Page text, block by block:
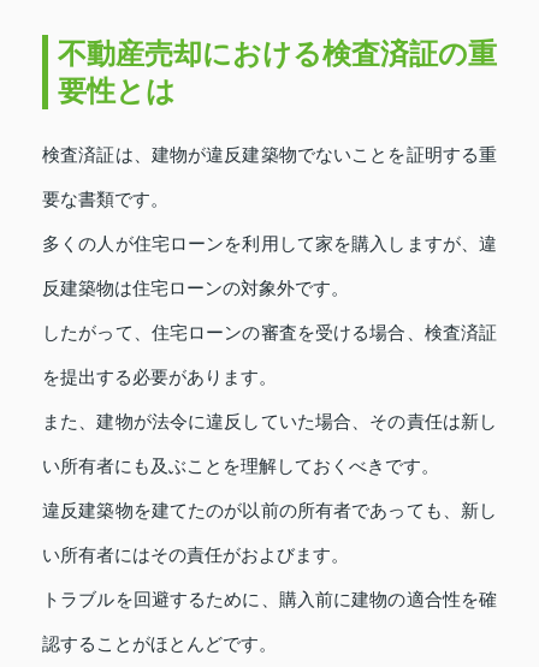
不動産売却における検査済証の重
要性とは
検査済証は、建物が違反建築物でないことを証明する重
要な書類です。
多くの人が住宅ローンを利用して家を購入しますが、違
反建築物は住宅ローンの対象外です。
したがって、住宅ローンの審査を受ける場合、検査済証
を提出する必要があります。
また、建物が法令に違反していた場合、その責任は新し
い所有者にも及ぶことを理解しておくべきです。
違反建築物を建てたのが以前の所有者であっても、新し
い所有者にはその責任がおよびます。
トラブルを回避するために、購入前に建物の適合性を確
認することがほとんどです。